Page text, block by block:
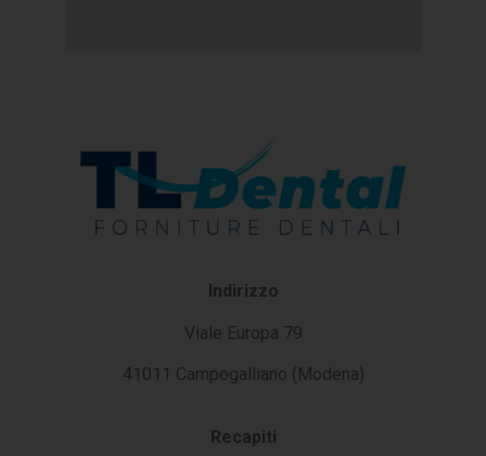
Indirizzo
Viale Europa 79
41011 Campogalliano (Modena)
Recapiti